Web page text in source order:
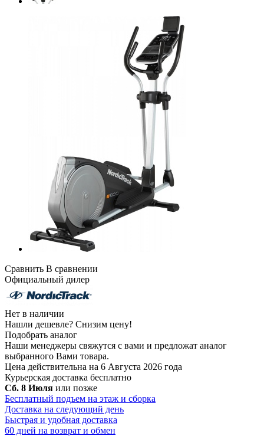
Сравнить В сравнении
Официальный дилер
Нет в наличии
Нашли дешевле? Снизим цену!
Подобрать аналог
Наши менеджеры свяжутся с вами и предложат аналог
выбранного Вами товара.
Цена действительна на 6 Августа 2026 года
Курьерская доставка бесплатно
Сб. 8 Июля или позже
Бесплатный подъем на этаж и сборка
Доставка на следующий день
Быстрая и удобная доставка
60 дней на возврат и обмен